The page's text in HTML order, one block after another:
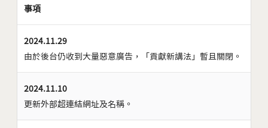
事項
2024.11.29
由於後台仍收到大量惡意廣告，「貢獻新講法」暫且關閉。
2024.11.10
更新外部超連結網址及名稱。